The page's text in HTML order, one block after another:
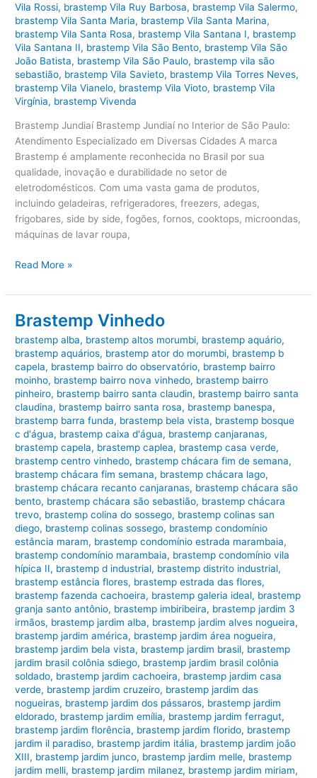
Vila Rossi, brastemp Vila Ruy Barbosa, brastemp Vila Salermo,
brastemp Vila Santa Maria, brastemp Vila Santa Marina,
brastemp Vila Santa Rosa, brastemp Vila Santana I, brastemp
Vila Santana II, brastemp Vila São Bento, brastemp Vila São
João Batista, brastemp Vila São Paulo, brastemp vila são
sebastião, brastemp Vila Savieto, brastemp Vila Torres Neves,
brastemp Vila Vianelo, brastemp Vila Vioto, brastemp Vila
Virgínia, brastemp Vivenda
Brastemp Jundiaí Brastemp Jundiaí no Interior de São Paulo:
Atendimento Especializado em Diversas Cidades A marca
Brastemp é amplamente reconhecida no Brasil por sua
qualidade, inovação e durabilidade no setor de
eletrodomésticos. Com uma vasta gama de produtos,
incluindo geladeiras, refrigeradores, freezers, adegas,
frigobares, side by side, fogões, fornos, cooktops, microondas,
máquinas de lavar roupa,
Brastemp
Read More »
Brastemp Vinhedo
brastemp alba, brastemp altos morumbi, brastemp aquário,
brastemp aquários, brastemp ator do morumbi, brastemp b
capela, brastemp bairro do observatório, brastemp bairro
moinho, brastemp bairro nova vinhedo, brastemp bairro
pinheiro, brastemp bairro santa claudin, brastemp bairro santa
claudina, brastemp bairro santa rosa, brastemp banespa,
brastemp barra funda, brastemp bela vista, brastemp bosque
c d'água, brastemp caixa d'água, brastemp canjaranas,
brastemp capela, brastemp caplea, brastemp casa verde,
brastemp centro vinhedo, brastemp chácara fim de semana,
brastemp chácara fim semana, brastemp chácara lago,
brastemp chácara recanto canjaranas, brastemp chácara são
bento, brastemp chácara são sebastião, brastemp chácara
trevo, brastemp colina do sossego, brastemp colinas san
diego, brastemp colinas sossego, brastemp condomínio
estância maram, brastemp condomínio estrada marambaia,
brastemp condomínio marambaia, brastemp condomínio vila
hípica II, brastemp d industrial, brastemp distrito industrial,
brastemp estância flores, brastemp estrada das flores,
brastemp fazenda cachoeira, brastemp galeria ideal, brastemp
granja santo antônio, brastemp imbiribeira, brastemp jardim 3
irmãos, brastemp jardim alba, brastemp jardim alves nogueira,
brastemp jardim américa, brastemp jardim área nogueira,
brastemp jardim bela vista, brastemp jardim brasil, brastemp
jardim brasil colônia sdiego, brastemp jardim brasil colônia
soldado, brastemp jardim cachoeira, brastemp jardim casa
verde, brastemp jardim cruzeiro, brastemp jardim das
nogueiras, brastemp jardim dos pássaros, brastemp jardim
eldorado, brastemp jardim emília, brastemp jardim ferragut,
brastemp jardim florência, brastemp jardim florido, brastemp
jardim il paradiso, brastemp jardim itália, brastemp jardim joão
XIII, brastemp jardim junco, brastemp jardim melle, brastemp
jardim melli, brastemp jardim milanez, brastemp jardim miriam,